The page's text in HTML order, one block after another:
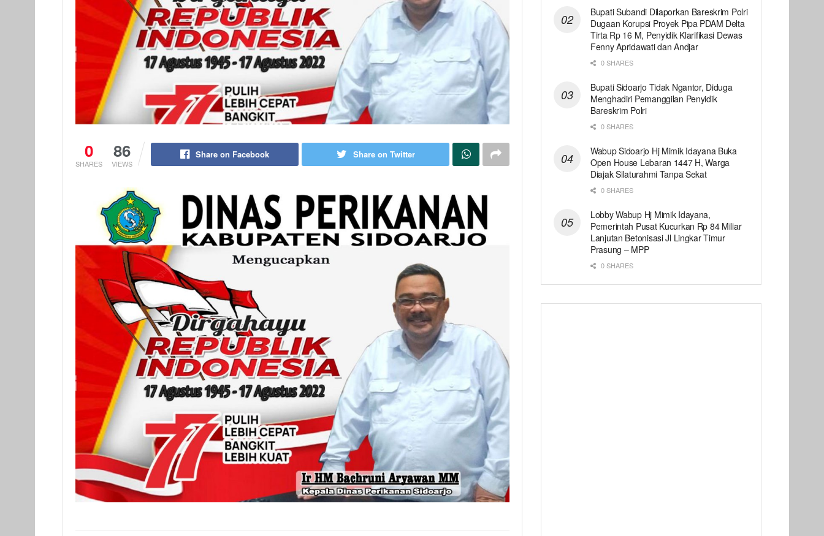
0
SHARES
86
VIEWS
Share on Facebook Share on Twitter
Bupati Subandi Dilaporkan Bareskrim Polri
Dugaan Korupsi Proyek Pipa PDAM Delta
Tirta Rp 16 M, Penyidik Klarifikasi Dewas
Fenny Apridawati dan Andjar
0 SHARES
Bupati Sidoarjo Tidak Ngantor, Diduga
Menghadiri Pemanggilan Penyidik
Bareskrim Polri
0 SHARES
Wabup Sidoarjo Hj Mimik Idayana Buka
Open House Lebaran 1447 H, Warga
Diajak Silaturahmi Tanpa Sekat
0 SHARES
Lobby Wabup Hj Mimik Idayana,
Pemerintah Pusat Kucurkan Rp 84 Miliar
Lanjutan Betonisasi Jl Lingkar Timur
Prasung – MPP
0 SHARES